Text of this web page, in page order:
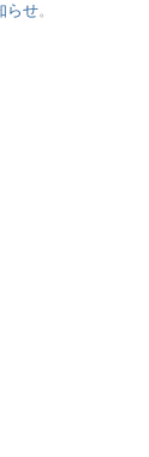
らせ。